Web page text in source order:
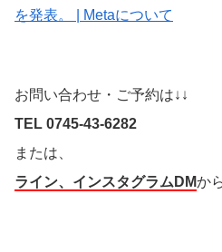
お問い合わせ・ご予約は↓↓
TEL 0745-43-6282
または、
ライン、インスタグラムDMか